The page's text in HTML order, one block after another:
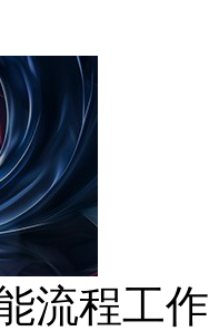
流程工